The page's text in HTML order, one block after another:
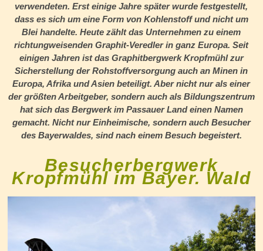
verwendeten. Erst einige Jahre später wurde festgestellt,
dass es sich um eine Form von Kohlenstoff und nicht um
Blei handelte. Heute zählt das Unternehmen zu einem
richtungweisenden Graphit-Veredler in ganz Europa. Seit
einigen Jahren ist das Graphitbergwerk Kropfmühl zur
Sicherstellung der Rohstoffversorgung auch an Minen in
Europa, Afrika und Asien beteiligt. Aber nicht nur als einer
der größten Arbeitgeber, sondern auch als Bildungszentrum
hat sich das Bergwerk im Passauer Land einen Namen
gemacht. Nicht nur Einheimische, sondern auch Besucher
des Bayerwaldes, sind nach einem Besuch begeistert.
Besucherbergwerk
Kropfmühl im Bayer. Wald